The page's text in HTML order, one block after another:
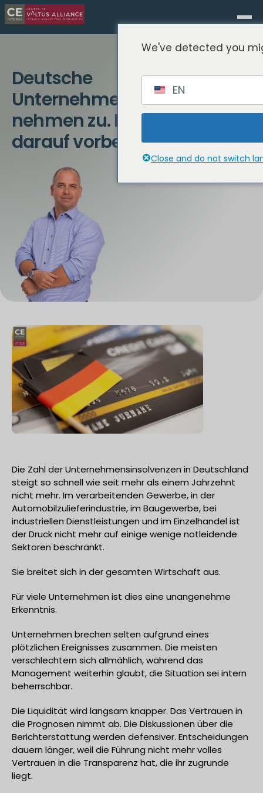
Deutsche
Unternehmensinsolvenzen
nehmen zu. Ist Ihr CFO
darauf vorbereitet?
Die Zahl der Unternehmensinsolvenzen in Deutschland
steigt so schnell wie seit mehr als einem Jahrzehnt
nicht mehr. Im verarbeitenden Gewerbe, in der
Automobilzulieferindustrie, im Baugewerbe, bei
industriellen Dienstleistungen und im Einzelhandel ist
der Druck nicht mehr auf einige wenige notleidende
Sektoren beschränkt.
Sie breitet sich in der gesamten Wirtschaft aus.
Für viele Unternehmen ist dies eine unangenehme
Erkenntnis.
Unternehmen brechen selten aufgrund eines
plötzlichen Ereignisses zusammen. Die meisten
verschlechtern sich allmählich, während das
Management weiterhin glaubt, die Situation sei intern
beherrschbar.
Die Liquidität wird langsam knapper. Das Vertrauen in
die Prognosen nimmt ab. Die Diskussionen über die
Berichterstattung werden defensiver. Entscheidungen
dauern länger, weil die Führung nicht mehr volles
Vertrauen in die Transparenz hat, die ihr zugrunde
liegt.
We've detected you
EN
Close and do not switch